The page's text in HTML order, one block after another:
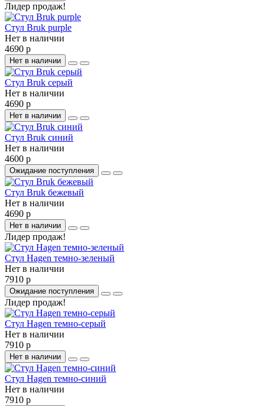
Лидер продаж!
Стул Bruk purple
Нет в наличии
4690 р
Нет в наличии
Стул Bruk серый
Нет в наличии
4690 р
Нет в наличии
Стул Bruk синий
Нет в наличии
4600 р
Ожидание поступления
Стул Bruk бежевый
Нет в наличии
4690 р
Нет в наличии
Лидер продаж!
Стул Hagen темно-зеленый
Нет в наличии
7910 р
Ожидание поступления
Лидер продаж!
Стул Hagen темно-серый
Нет в наличии
7910 р
Нет в наличии
Стул Hagen темно-синий
Нет в наличии
7910 р